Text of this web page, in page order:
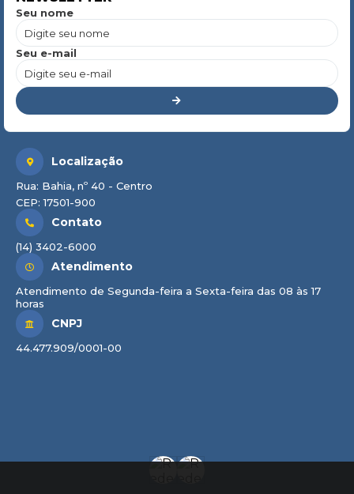
Seu nome
Seu e-mail
Localização
Rua: Bahia, nº 40 - Centro
CEP: 17501-900
Contato
(14) 3402-6000
Atendimento
Atendimento de Segunda-feira a Sexta-feira das 08 às 17
horas
CNPJ
44.477.909/0001-00